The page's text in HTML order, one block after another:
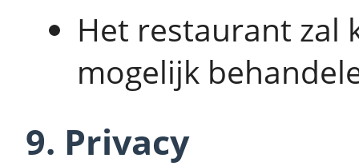
Het restaurant zal
mogelijk
9. Privacy